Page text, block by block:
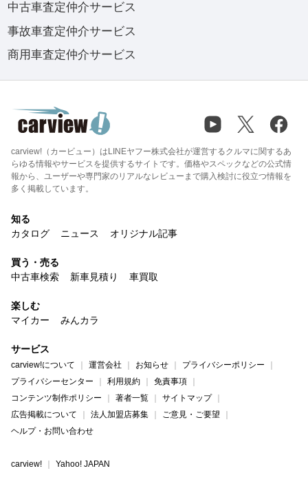
中古車査定仲介サービス
事故車査定仲介サービス
商用車査定仲介サービス
carview!（カービュー）はLINEヤフー株式会社が運営するクルマに関するあ
らゆる情報やサービスを提供するサイトです。価格やスペックなどの公式情
報から、ユーザーや専門家のリアルなレビューまで購入検討に役立つ情報を
多く掲載しています。
知る
カタログ
ニュース オリジナル記事
買う・売る
中古車検索
新車見積り 車買取
楽しむ
マイカー
みんカラ
サービス
carview!について 運営会社 お知らせ
プライバシーポリシー
プライバシーセンター
利用規約
免責事項
コンテンツ制作ポリシー
著者一覧
サイトマップ
広告掲載について
法人加盟店募集
ご意見・ご要望
ヘルプ・お問い合わせ
carview! Yahoo! JAPAN